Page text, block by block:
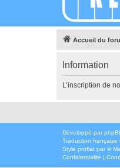
Accueil du
Information
L’inscription de
Développé par
Traduction française
Style proflat par ©
Confidentialité |